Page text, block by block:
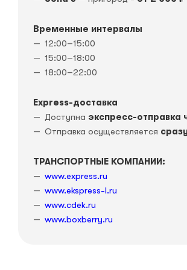
Временные интервалы
12:00–15:00
15:00–18:00
18:00–22:00
Express-доставка
Доступна экспресс-отправка
Отправка осуществляется
ТРАНСПОРТНЫЕ КОМПАНИИ:
www.express.ru
www.ekspress-l.ru
www.cdek.ru
www.boxberry.ru